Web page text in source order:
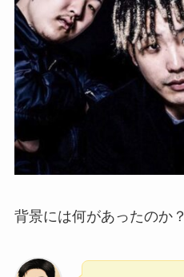
背景には何があったのか？